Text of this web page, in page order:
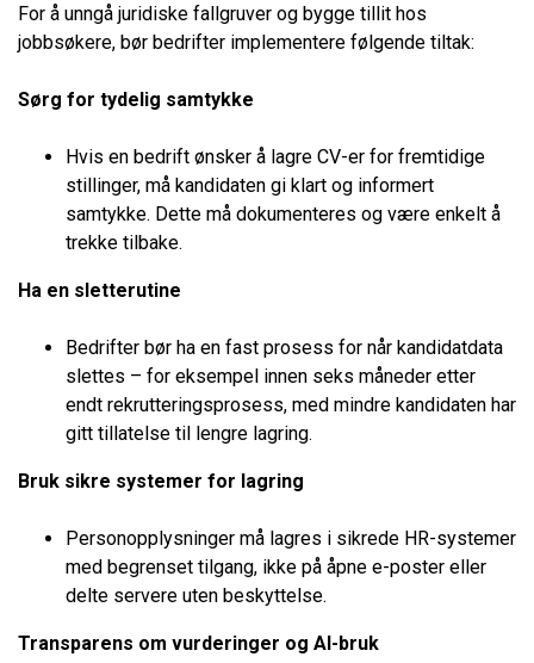
For å unngå juridiske fallgruver og bygge tillit hos
jobbsøkere, bør bedrifter implementere følgende tiltak:
Sørg for tydelig samtykke
Hvis en bedrift ønsker å lagre CV-er for fremtidige
stillinger, må kandidaten gi klart og informert
samtykke. Dette må dokumenteres og være enkelt å
trekke tilbake.
Ha en sletterutine
Bedrifter bør ha en fast prosess for når kandidatdata
slettes – for eksempel innen seks måneder etter
endt rekrutteringsprosess, med mindre kandidaten har
gitt tillatelse til lengre lagring.
Bruk sikre systemer for lagring
Personopplysninger må lagres i sikrede HR-systemer
med begrenset tilgang, ikke på åpne e-poster eller
delte servere uten beskyttelse.
Transparens om vurderinger og AI-bruk